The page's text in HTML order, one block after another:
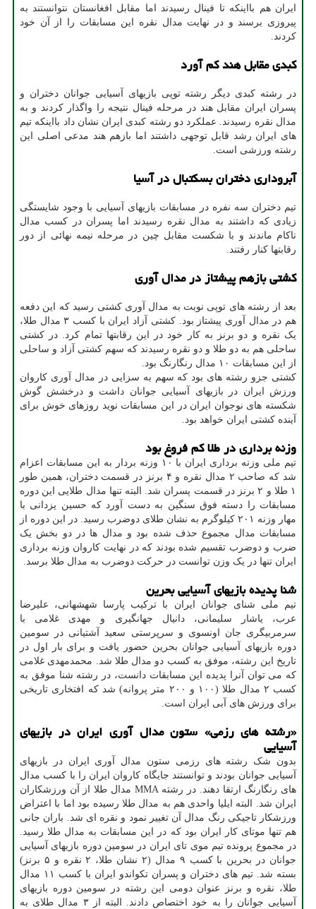
ایران هم بااینکه تا فینال رسیدند اما مقابل افغانستان نتوانستند به
پیروزی برسند و در نهایت مدال نقره این مسابقات را از آن خود
کردند.
کبدی مقابل هند کم آورد
در رشته کبدی دیگر رشته توپی بازیهای آسیایی جوانان دختران و
پسران ایران مقابل هند در مرحله فینال نتیجه را واگذار کردند و به
مدال نقره رسیدند. عملکرد دو رشته کبدی ایران نشان داد بااینکه تیم
های ایران رشد قابل توجهی داشتند اما بازهم هند مدعی اصلی این
رشته ورزشی است.
آبروداری دختران بسکتبال در آسیا
تیم دختران سه نفره در مسابقات بازیهای آسیایی با وجود شایستگی
زیادی که داشتند به مدال نقره رسیدند اما پسران در کسب مدال
ناکام ماندند و با شکست مقابل چین در مرحله نیمه نهائی از دور
رقابتها کنار رفتند.
کشتی بازهم پیشتاز در مدال آوری
بعد از رشته های توپی نوبت به مدال آوری کشتی رسید که این دفعه
هم در مدال آوری پیشتاز بود. کشتی آزاد ایران با کسب ۳ مدال طلا،
یک نقره و دو برنز به کار خود در این رقابتها تمام کرد. در کشتی
ساحلی هم به دو طلا و دو نقره رسیدند که سهم کشتی آزاد و ساحلی
از این مسابقات ۱۰ مدال رنگارنگ بود.
کشتی جزو رشته های بود که سهم به سزایی در مدال آوری کاروان
ورزش ایران در بازیهای آسیایی جوانان داشت و درخشش گوش
شکسته های نوجوان ایران در این مسابقات نوید روزهای خوش برای
آینده کشتی ایران خواهد بود.
وزنه برداری در طلا کم فروغ بود
تیم ملی وزنه برداری ایران با ۱۰ وزنه بردار به این مسابقات اعزام
شد که صاحب ۲ مدال نقره و ۴ برنز در قسمت دختران، همین طور
۱ طلا و ۲ برنز در قسمت پسران شد. البته تنها مدال طلایی این دوره
مسابقات را دسته فوق سنگین به دست آورد که حسین یزدانی با
مهار وزنه ۲۰۱ کیلوگرم به نشان طلای دوضرب رسید. در این دوره از
مسابقات مدال مجموع حذف شده بود و مدال ها در دو بخش یک
ضرب و دوضرب تقسیم شده بودند که در نهایت کاروان وزنه برداری
ایران تنها در یک وزن توانست در حرکت دوضرب به مدال طلا برسد.
شنا پدیده بازیهای آسیایی بحرین
تیم ملی شنای جوانان ایران با ترکیب پارسا شهشهانی، علیرضا
عرب، یاشار سلیمانی، دانیال جهانگیری و مهدی غلامی با
سرمربیگری جان اونسوی و سرپرستی سعید آشتیانی در سومین
دوره بازیهای آسیایی جوانان بحرین حضور یافت و برای بار اول در
تاریخ این رشته، موفق به کسب دو مدال طلا شد. محمدمهدی غلامی
که می توان آنرا پدیده این مسابقات دانست، در رشته شنا موفق به
کسب ۲ مدال طلا (۱۰۰ و ۲۰۰ متر پروانه) شد که افتخاری تاریخی
برای ورزش های آبی ایران است.
«رشته های رزمی» ستون مدال آوری ایران در بازیهای
آسیایی
بدون شک رشته های رزمی ستون مدال آوری ایران در بازیهای
آسیایی جوانان بودند و توانستند جایگاه کاروان ایران را با کسب مدال
های رنگارنگ ارتقا دهند. در رشته MMA مدال طلا از آن ورزشکاران
ایران شد. البته ایلیا واحدی هم به مدال طلا رسیده بود اما با اعتراض
ورزشکار تاجیکی رنگ مدال آن تغییر نمود و نقره ای شد. باران جانی
هم تنها موتای کار ایران بود که در این مسابقات به مدال طلا رسید.
در مجموع پرونده تیم موی تای ایران در سومین دوره بازیهای آسیایی
جوانان در بحرین با کسب ۹ مدال (۲ نشان طلا، ۲ نقره و ۵ برنز)
بسته شد. تیم های دختران و پسران تکواندو ایران با کسب ۱۱ مدال
طلا، نقره و برنز عنوان دومی این رشته در سومین دوره بازیهای
آسیایی جوانان را به خود اختصاص دادند. البته از ۳ مدال طلای به